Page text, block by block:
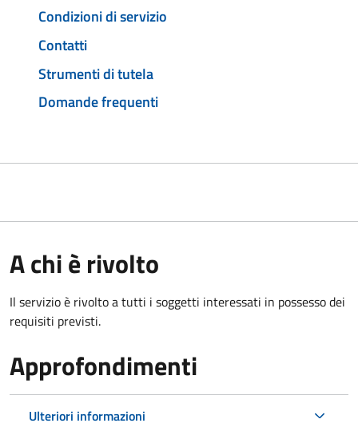
Condizioni di servizio
Contatti
Strumenti di tutela
Domande frequenti
A chi è rivolto
Il servizio è rivolto a tutti i soggetti interessati in possesso dei
requisiti previsti.
Approfondimenti
Ulteriori informazioni